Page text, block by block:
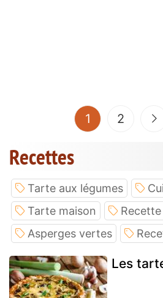
1 (current)
2
Recettes
Tarte aux légumes
Tarte maison
Asperges vertes
Les